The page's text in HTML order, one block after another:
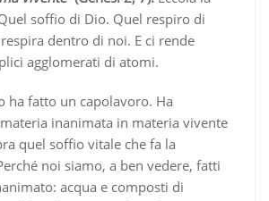
soffio di Dio. Quel respiro di
dentro di noi. E ci rende
agglomerati di atomi.
ha fatto un capolavoro. Ha
inanimata in materia vivente
quel soffio vitale che fa la
noi siamo, a ben vedere, fatti
acqua e composti di